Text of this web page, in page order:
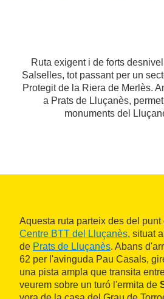
Ruta exigent i de forts
Salselles, tot passant per un
Protegit de la Riera de Merlès.
a Prats de Lluçanès,
monuments del
Aquesta ruta parteix des del punt
Centre BTT del Lluçanès, situat
de Prats de Lluçanès. Abans
62 per l'avinguda Pau Casals,
una pista ampla que transita
veurem sobre un turó l'ermita de